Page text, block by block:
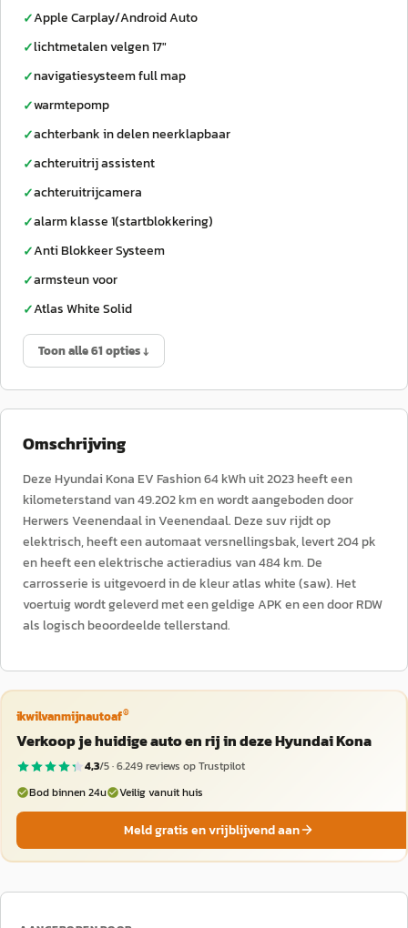
✓Apple Carplay/Android Auto
✓lichtmetalen velgen 17"
✓navigatiesysteem full map
✓warmtepomp
✓achterbank in delen neerklapbaar
✓achteruitrij assistent
✓achteruitrijcamera
✓alarm klasse 1(startblokkering)
✓Anti Blokkeer Systeem
✓armsteun voor
✓Atlas White Solid
Toon alle 61 opties ↓
Omschrijving
Deze Hyundai Kona EV Fashion 64 kWh uit 2023 heeft een
kilometerstand van 49.202 km en wordt aangeboden door
Herwers Veenendaal in Veenendaal. Deze suv rijdt op
elektrisch, heeft een automaat versnellingsbak, levert 204 pk
en heeft een elektrische actieradius van 484 km. De
carrosserie is uitgevoerd in de kleur atlas white (saw). Het
voertuig wordt geleverd met een geldige APK en een door RDW
als logisch beoordeelde tellerstand.
ikwilvanmijnautoaf®
Verkoop je huidige auto en rij in deze Hyundai Kona
4,3/5 ·6.249reviews op Trustpilot
Bod binnen 24u
Veilig vanuit huis
Meld gratis en vrijblijvend aan